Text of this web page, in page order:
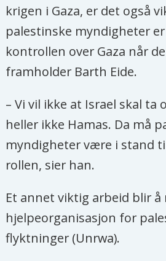
krigen i Gaza, er det også
palestinske myndigheter
kontrollen over Gaza når
framholder Barth Eide.
– Vi vil ikke at Israel skal ta
heller ikke Hamas. Da må
myndigheter være i stand
rollen, sier han.
Et annet viktig arbeid blir å
hjelpeorganisasjon for
flyktninger (Unrwa).